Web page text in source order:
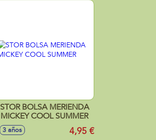
STOR BOLSA MERIENDA
MICKEY COOL SUMMER
3 años 4,95 €